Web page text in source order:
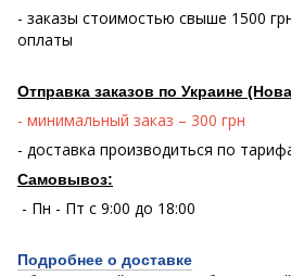
- заказы стоимостью свыше 1500
оплаты
Отправка заказов по Украине
- минимальный заказ – 300 грн
- доставка производиться по
Самовывоз:
- Пн - Пт с 9:00 до 18:00
Подробнее о доставке